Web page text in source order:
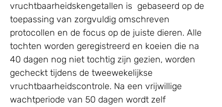
vruchtbaarheidskengetallen is gebaseerd op de
toepassing van zorgvuldig omschreven
protocollen en de focus op de juiste dieren. Alle
tochten worden geregistreerd en koeien die na
40 dagen nog niet tochtig zijn gezien, worden
gecheckt tijdens de tweewekelijkse
vruchtbaarheidscontrole. Na een vrijwillige
wachtperiode van 50 dagen wordt zelf